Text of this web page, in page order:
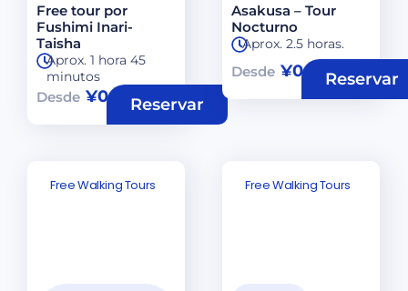
Free tour por
Fushimi Inari-
Taisha
Aprox. 1 hora 45
minutos
Desde ¥0 Reservar
Asakusa – Tour
Nocturno
Aprox. 2.5 horas.
Desde ¥0 Reservar
Free Walking Tours Free Walking Tours